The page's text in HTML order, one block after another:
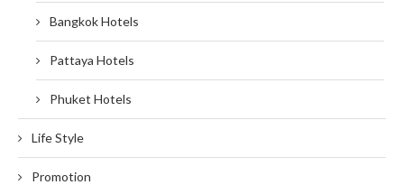
Bangkok Hotels
Pattaya Hotels
Phuket Hotels
Life Style
Promotion